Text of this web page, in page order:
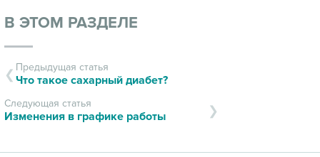
В ЭТОМ РАЗДЕЛЕ
Предыдущая статья
Что такое сахарный диабет?
Следующая статья
Изменения в графике работы